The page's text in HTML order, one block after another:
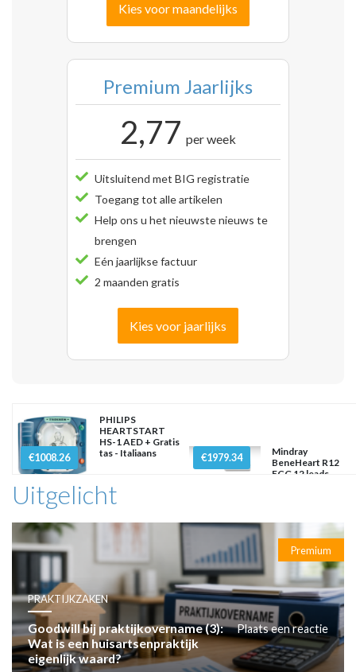
Kies voor maandelijks
Premium Jaarlijks
2,77 per week
Uitsluitend met BIG registratie
Toegang tot alle artikelen
Help ons u het nieuwste nieuws te
brengen
Eén jaarlijkse factuur
2 maanden gratis
Kies voor jaarlijks
€1008.26
PHILIPS
HEARTSTART
HS-1 AED + Gratis
tas - Italiaans
€1979.34
Mindray
BeneHeart R12
ECG 12 leads
Uitgelicht
Premium
PRAKTIJKZAKEN
Goodwill bij praktijkovername (3):
Wat is een huisartsenpraktijk
eigenlijk waard?
Plaats een reactie